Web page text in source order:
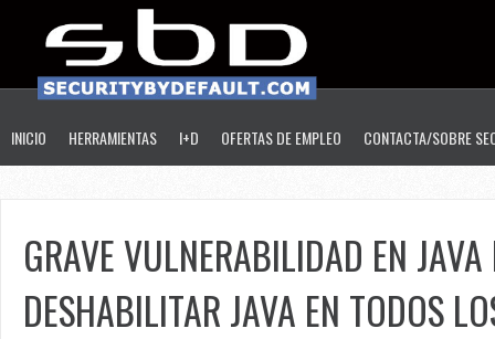
INICIO HERRAMIENTAS I+D OFERTAS DE EMPLEO CONTACTA/SOBRE
GRAVE VULNERABILIDAD EN
DESHABILITAR JAVA EN TODOS